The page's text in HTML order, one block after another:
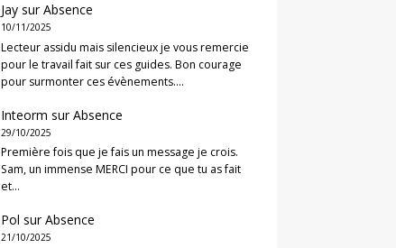
Jay surAbsence
10/11/2025
Lecteur assidu mais silencieux je vous remercie
pour le travail fait sur ces guides. Bon courage
pour surmonter ces évènements.…
Inteorm surAbsence
29/10/2025
Première fois que je fais un message je crois.
Sam, un immense MERCI pour ce que tu as fait
et…
Pol surAbsence
21/10/2025